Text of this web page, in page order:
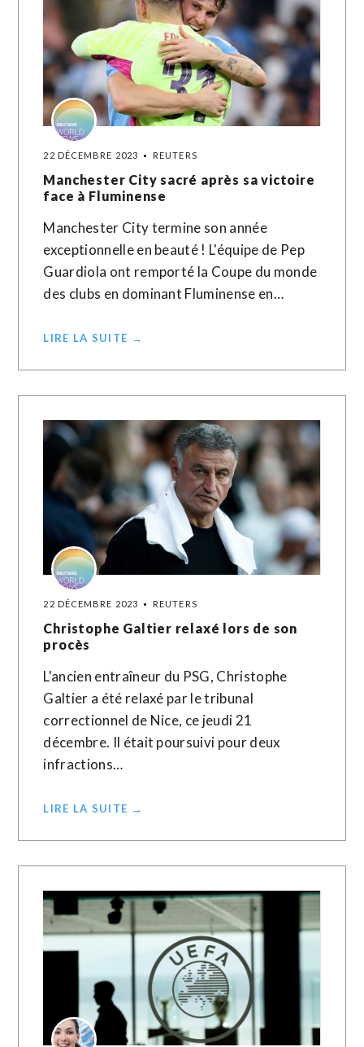
22 DÉCEMBRE 2023 REUTERS
Manchester City sacré après sa victoire
face à Fluminense
Manchester City termine son année
exceptionnelle en beauté ! L'équipe de Pep
Guardiola ont remporté la Coupe du monde
des clubs en dominant Fluminense en…
LIRE LA SUITE →
22 DÉCEMBRE 2023 REUTERS
Christophe Galtier relaxé lors de son
procès
L'ancien entraîneur du PSG, Christophe
Galtier a été relaxé par le tribunal
correctionnel de Nice, ce jeudi 21
décembre. Il était poursuivi pour deux
infractions…
LIRE LA SUITE →